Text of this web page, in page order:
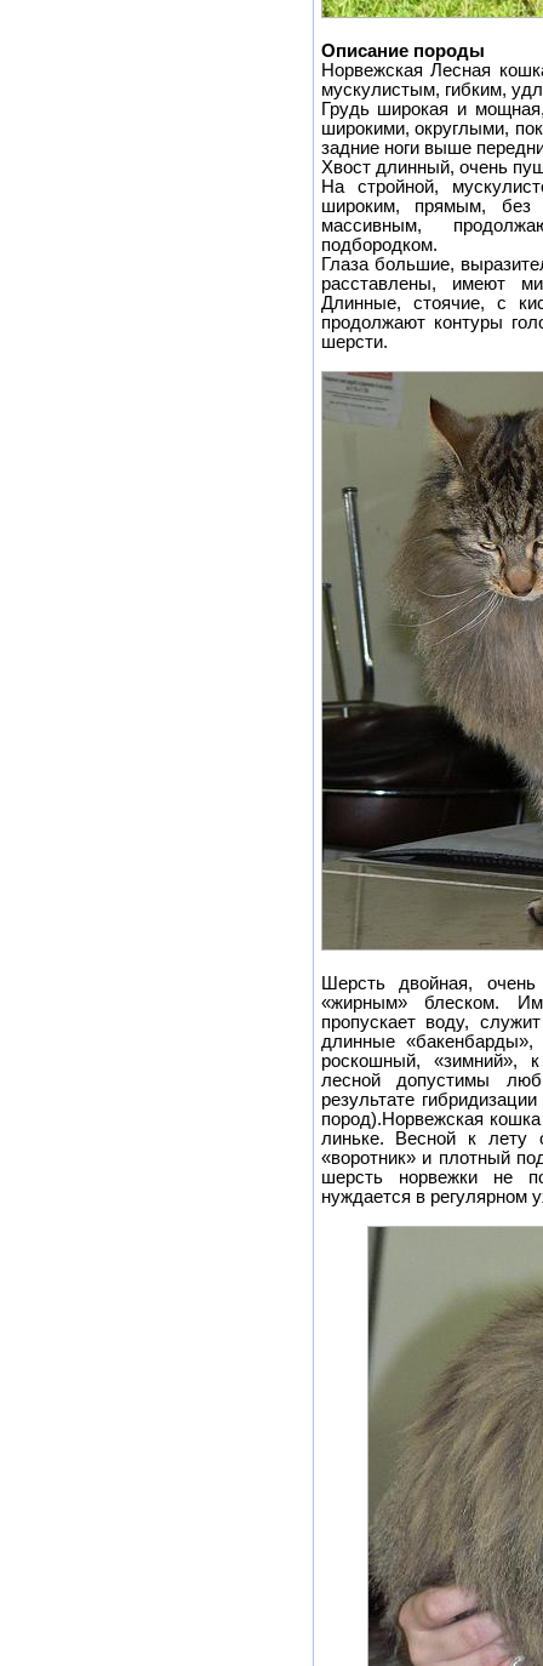
Описание породы
Норвежская Лесная
мускулистым, гибким,
Грудь широкая и
широкими, округлыми,
задние ноги выше
Хвост длинный, очень
На стройной,
широким, прямым,
массивным,
подбородком.
Глаза большие,
расставлены, имеют
Длинные, стоячие, с
продолжают контуры
шерсти.
Шерсть двойная,
«жирным» блеском.
пропускает воду,
длинные «бакенбарды»,
роскошный, «зимний»,
лесной допустимы
результате
пород).Норвежская
линьке. Весной к лету
«воротник» и плотный
шерсть норвежки не
нуждается в регулярном